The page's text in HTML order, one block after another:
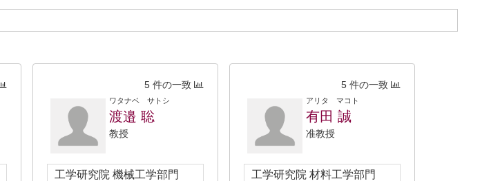
5 件の一致
ワタナベ サトシ
渡邉 聡
教授
工学研究院 機械工学部門
5 件の一致
アリタ マコト
有田 誠
准教授
工学研究院 材料工学部門